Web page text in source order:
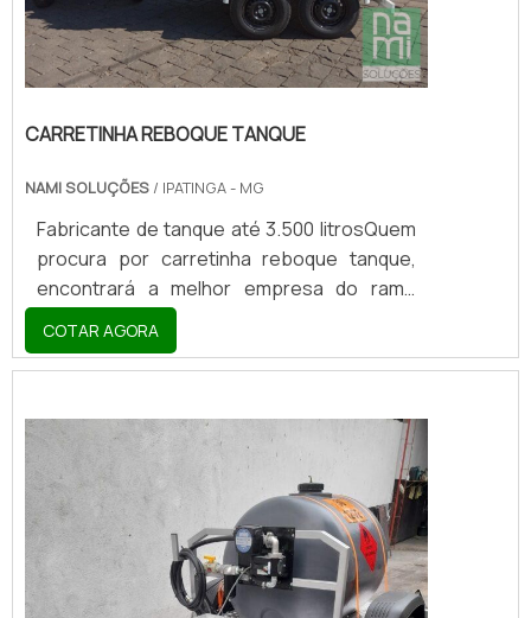
CARRETINHA REBOQUE TANQUE
NAMI SOLUÇÕES / IPATINGA - MG
Fabricante de tanque até 3.500 litrosQuem
procura por carretinha reboque tanque,
encontrará a melhor empresa do ramo
empresarial. Elaborando uma cotação na
melhor empresa do segmento e
conhecendo a organização mais
CARRETINHA REBOQUE TANQUEQuem quer
encontrar carretinha reboque tanque em
uma empresa altamente qualificada, chega
até a Nami Soluções. É possível encontrar
reboque tanque de polietileno e ta...
COTAR AGORA